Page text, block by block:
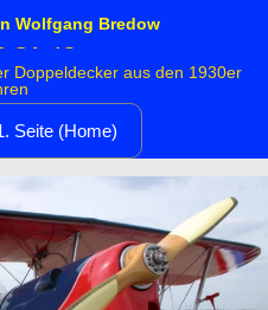
Wolfgang Bredow
SV-4C
Doppeldecker aus den 1930er
Seite (Home)